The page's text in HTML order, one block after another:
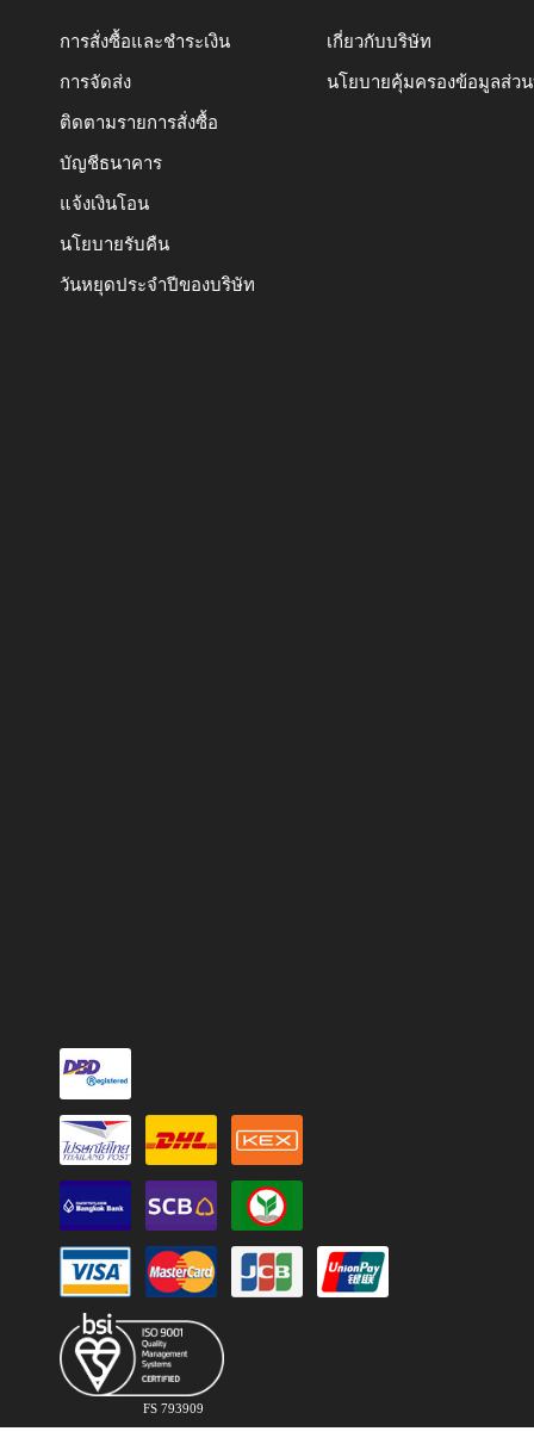
การสั่งซื้อและชำระเงิน
การจัดส่ง
ติดตามรายการสั่งซื้อ
บัญชีธนาคาร
แจ้งเงินโอน
นโยบายรับคืน
วันหยุดประจำปีของบริษัท
เกี่ยวกับบริษัท
นโยบายคุ้มครองข้อมูลส่ว
FS 793909